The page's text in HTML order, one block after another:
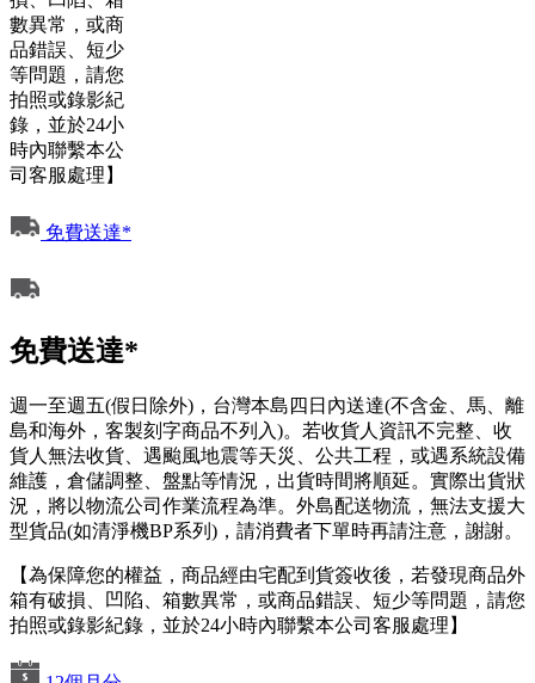
數異常，或商
品錯誤、短少
等問題，請您
拍照或錄影紀
錄，並於24小
時內聯繫本公
司客服處理】
免費送達*
免費送達*
週一至週五(假日除外)，台灣本島四日內送達(不含金、馬、離
島和海外，客製刻字商品不列入)。若收貨人資訊不完整、收
貨人無法收貨、遇颱風地震等天災、公共工程，或遇系統設備
維護，倉儲調整、盤點等情況，出貨時間將順延。實際出貨狀
況，將以物流公司作業流程為準。外島配送物流，無法支援大
型貨品(如清淨機BP系列)，請消費者下單時再請注意，謝謝。
【為保障您的權益，商品經由宅配到貨簽收後，若發現商品外
箱有破損、凹陷、箱數異常，或商品錯誤、短少等問題，請您
拍照或錄影紀錄，並於24小時內聯繫本公司客服處理】